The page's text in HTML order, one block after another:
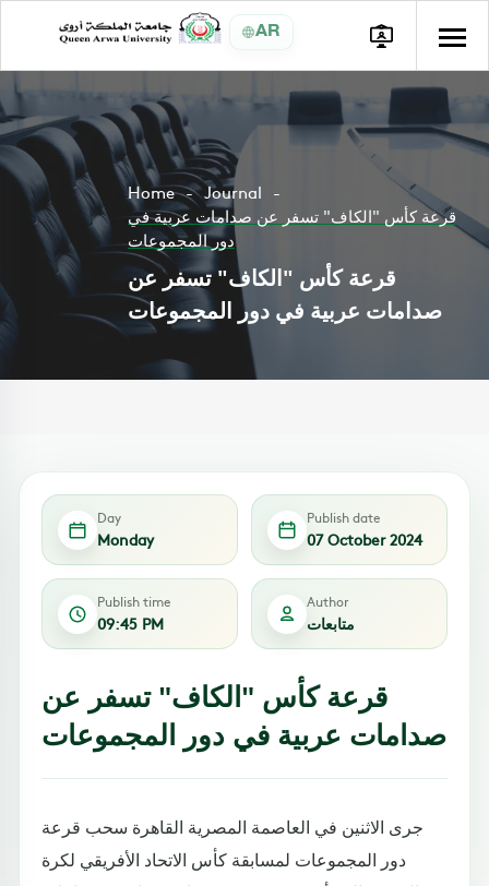
AR
Home
Journal
قرعة كأس "الكاف" تسفر عن صدامات عربية في
دور المجموعات
قرعة كأس "الكاف" تسفر عن
صدامات عربية في دور المجموعات
Day
Monday
Publish date
07 October 2024
Publish time
09:45 PM
Author
متابعات
قرعة كأس "الكاف" تسفر عن
صدامات عربية في دور المجموعات
جرى الاثنين في العاصمة المصرية القاهرة سحب قرعة
دور المجموعات لمسابقة كأس الاتحاد الأفريقي لكرة